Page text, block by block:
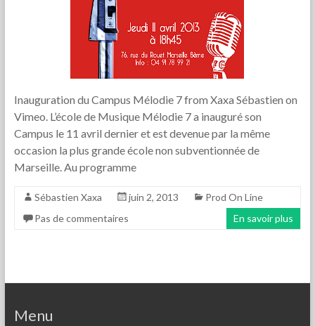
Inauguration du Campus Mélodie 7 from Xaxa Sébastien on
Vimeo. L’école de Musique Mélodie 7 a inauguré son
Campus le 11 avril dernier et est devenue par la même
occasion la plus grande école non subventionnée de
Marseille. Au programme
Sébastien Xaxa juin 2, 2013
Prod On Line
Pas de commentaires
En savoir plus
Menu